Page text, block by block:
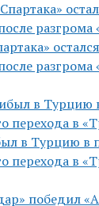
разгрома
в Турцию в
перехода в